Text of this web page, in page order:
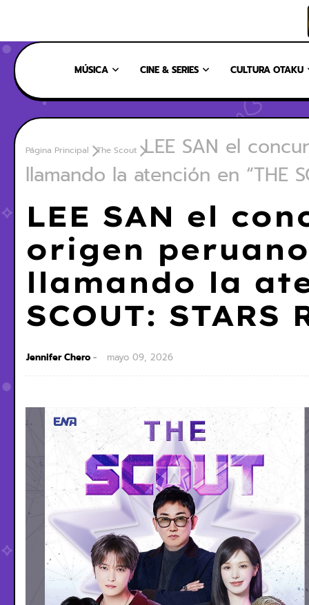
MÚSICA CINE & SERIES CULTURA OTAKU
Página Principal The Scout
LEE SAN el
llamando la atención en “THE
LEE SAN el
origen
llamando la
SCOUT: STARS
Jennifer Chero mayo 09, 2026